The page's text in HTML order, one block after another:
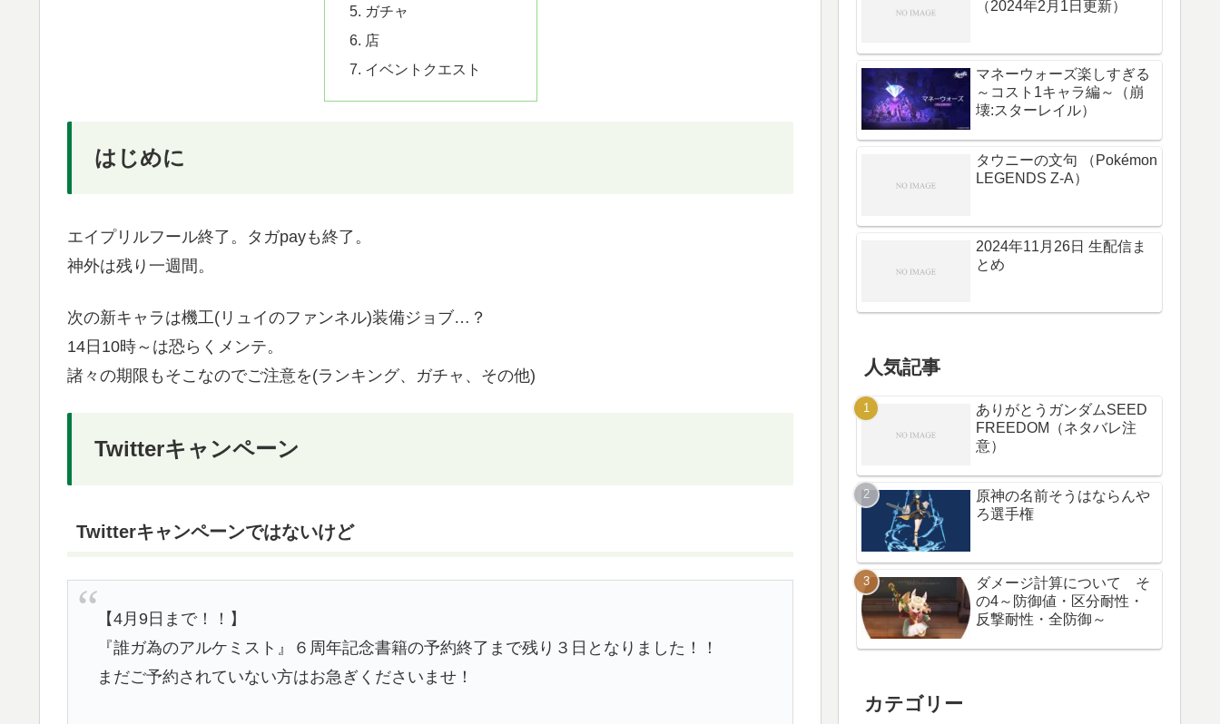
ガチャ
店
イベントクエスト
はじめに
エイプリルフール終了。タガpayも終了。
神外は残り一週間。
次の新キャラは機工(リュイのファンネル)装備ジョブ…？
14日10時～は恐らくメンテ。
諸々の期限もそこなのでご注意を(ランキング、ガチャ、その他)
Twitterキャンペーン
Twitterキャンペーンではないけど
【4月9日まで！！】
『誰ガ為のアルケミスト』６周年記念書籍の予約終了まで残り３日となりました！！
まだご予約されていない方はお急ぎくださいませ！
（2024年2月1日更新）
マネーウォーズ楽しすぎる
～コスト1キャラ編～（崩
壊:スターレイル）
タウニーの文句 （Pokémon
LEGENDS Z-A）
2024年11月26日 生配信ま
とめ
人気記事
ありがとうガンダムSEED
FREEDOM（ネタバレ注
意）
原神の名前そうはならんや
ろ選手権
ダメージ計算について そ
の4～防御値・区分耐性・
反撃耐性・全防御～
カテゴリー